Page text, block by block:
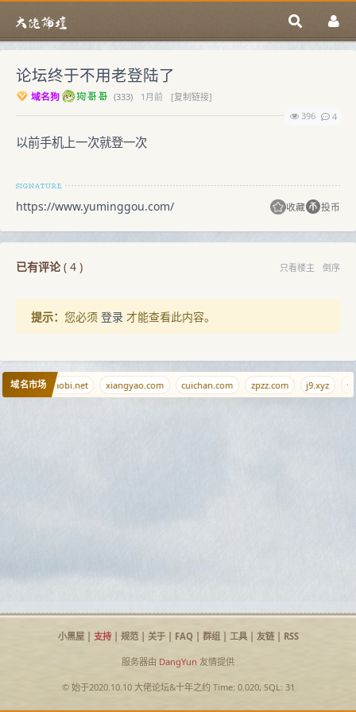
论坛终于不用老登陆了
域名狗 (333) 1月前
[复制链接]
396
4
以前手机上一次就登一次
https://www.yuminggou.com/ 收藏 投币
已有评论( 4 ) 只看楼主 倒序
提示： 您必须 登录 才能查看此内容。
域名市场 saobi.net xiangyao.com cuichan.com zpzz.com j9.xyz
小黑屋| 支持| 规范| 关于| FAQ| 群组| 工具| 友链| RSS
服务器由 DangYun 友情提供
© 始于2020.10.10 大佬论坛&十年之约Time: 0.020, SQL: 31